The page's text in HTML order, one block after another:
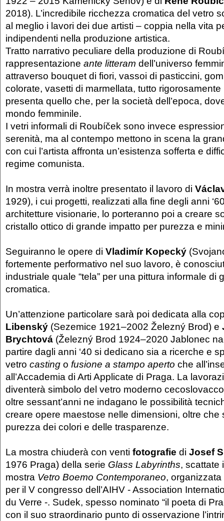
2018). L’incredibile ricchezza cromatica del vetro
al meglio i lavori dei due artisti – coppia nella vita
indipendenti nella produzione artistica.
Tratto narrativo peculiare della produzione di
rappresentazione ante litteram dell’universo
attraverso bouquet di fiori, vassoi di pasticcini,
colorate, vasetti di marmellata, tutto
presenta quello che, per la società dell’epoca,
mondo femminile.
I vetri informali di Roubíček sono invece
serenità, ma al contempo mettono in scena la
con cui l’artista affronta un’esistenza sofferta e
regime comunista.
In mostra verrà inoltre presentato il lavoro di
1929), i cui progetti, realizzati alla fine degli anni
architetture visionarie, lo porteranno poi a creare
cristallo ottico di grande impatto per purezza e
Seguiranno le opere di Vladimír Kopecký
fortemente performativo nel suo lavoro, è
industriale quale “tela” per una pittura informale di
cromatica.
Un’attenzione particolare sarà poi dedicata alla
Libenský (Sezemice 1921–2002 Železný Brod) e
Brychtová (Železný Brod 1924–2020 Jablonec
partire dagli anni ‘40 si dedicano sia a ricerche e
vetro casting o fusione a stampo aperto che
all’Accademia di Arti Applicate di Praga. La
diventerà simbolo del vetro moderno
oltre sessant’anni ne indagano le possibilità
creare opere maestose nelle dimensioni, oltre che
purezza dei colori e delle trasparenze.
La mostra chiuderà con venti fotografie di Josef
1976 Praga) della serie Glass Labyrinths, scattate
mostra Vetro Boemo Contemporaneo,
per il V congresso dell’AIHV - Association
du Verre -. Sudek, spesso nominato “il poeta di
con il suo straordinario punto di osservazione